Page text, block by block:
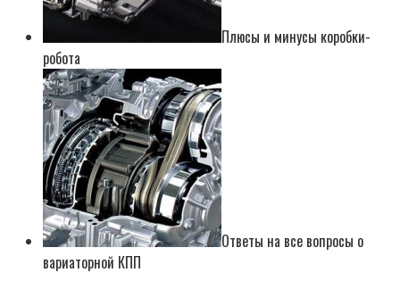
Плюсы и минусы коробки-
робота
Ответы на все вопросы о
вариаторной КПП